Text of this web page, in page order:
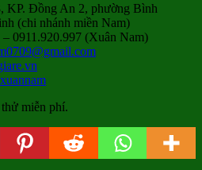
KP. Đồng An 2, phường Bình
(chi nhánh miền Nam)
– 0911.920.997 (Xuân Nam)
miễn phí.